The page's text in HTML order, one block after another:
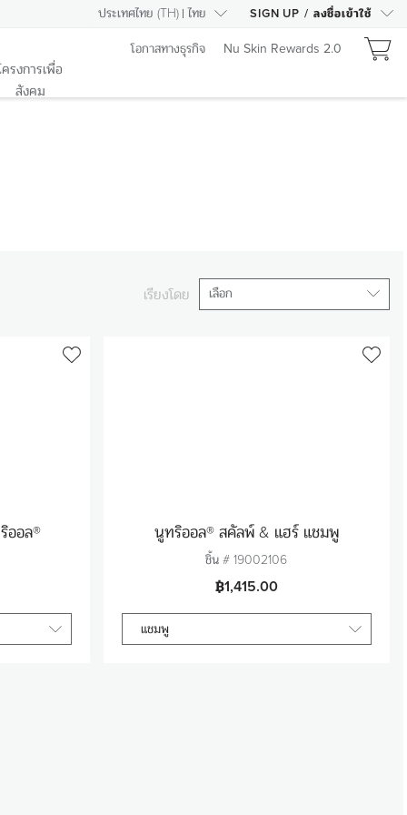
ประเทศไทย (TH) ไทย SIGN UP / ลงชื่อเข้าใช้
ครงการเพื่อ
สังคม
โอกาสทางธุรกิจ Nu Skin Rewards 2.0
เรียงโดย เลือก
ออล® นูทริออล® สคัลพ์ & แฮร์ แชมพู
ชิ้น # 19002106
฿1,415.00
แชมพู